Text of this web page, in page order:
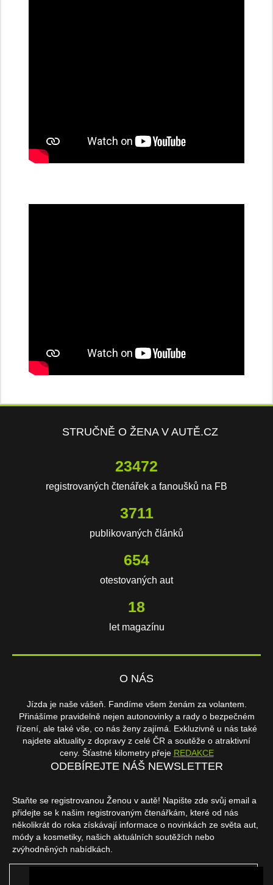
STRUČNĚ O ŽENA V AUTĚ.CZ
23472
registrovaných čtenářek a fanoušků na FB
3711
publikovaných článků
654
otestovaných aut
18
let magazínu
O NÁS
Jízda je naše vášeň. Fandíme všem ženám za volantem.
Přinášíme pravidelně nejen autonovinky a rady o bezpečném
řízení, ale také vše, co nás ženy zajímá. Exkluzivně u nás také
najdete aktuality z dopravy z celé ČR a soutěže o atraktivní
ceny. Šťastné kilometry přeje REDAKCE
ODEBÍREJTE NÁŠ NEWSLETTER
Staňte se registrovanou Ženou v autě! Napište zde svůj email a
přidejte se k našim registrovaným čtenářkám, které od nás
několikrát do roka získávají informace o novinkách ze světa aut,
módy a kosmetiky, našich aktuálních soutěžích nebo
zvýhodněných nabídkách.